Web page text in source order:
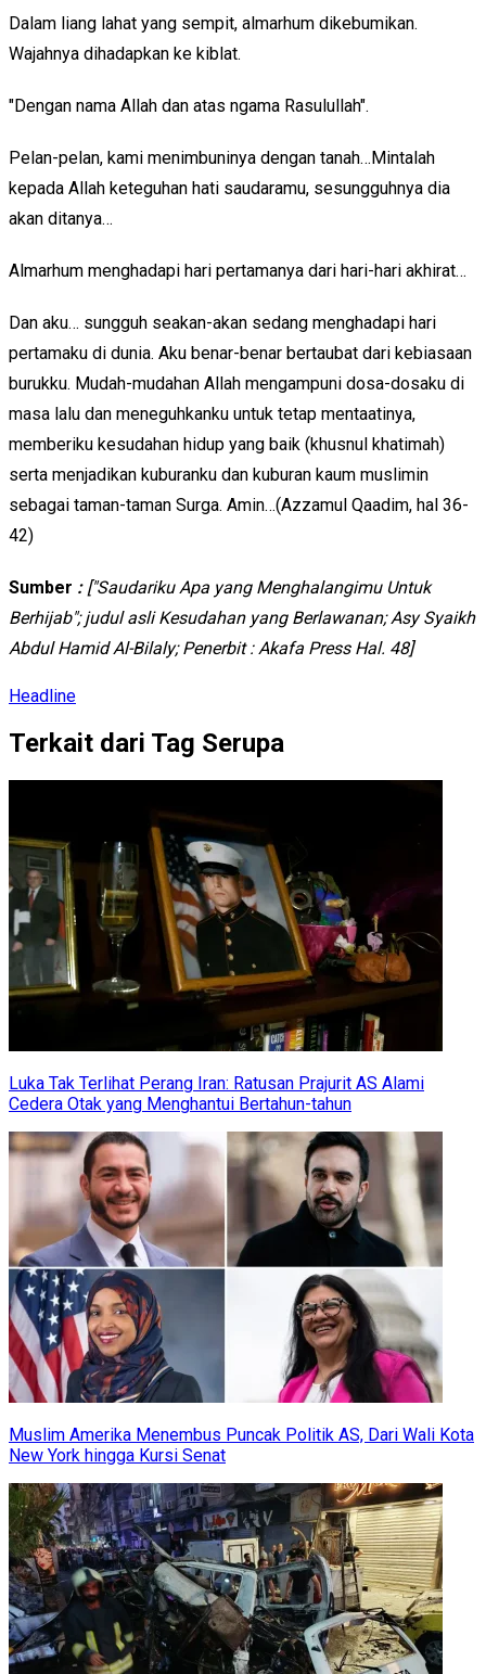
Dalam liang lahat yang sempit, almarhum dikebumikan.
Wajahnya dihadapkan ke kiblat.
"Dengan nama Allah dan atas ngama Rasulullah".
Pelan-pelan, kami menimbuninya dengan tanah…Mintalah
kepada Allah keteguhan hati saudaramu, sesungguhnya dia
akan ditanya…
Almarhum menghadapi hari pertamanya dari hari-hari akhirat…
Dan aku… sungguh seakan-akan sedang menghadapi hari
pertamaku di dunia. Aku benar-benar bertaubat dari kebiasaan
burukku. Mudah-mudahan Allah mengampuni dosa-dosaku di
masa lalu dan meneguhkanku untuk tetap mentaatinya,
memberiku kesudahan hidup yang baik (khusnul khatimah)
serta menjadikan kuburanku dan kuburan kaum muslimin
sebagai taman-taman Surga. Amin…(Azzamul Qaadim, hal 36-
42)
Sumber :["Saudariku Apa yang Menghalangimu Untuk
Berhijab"; judul asli Kesudahan yang Berlawanan; Asy Syaikh
Abdul Hamid Al-Bilaly; Penerbit : Akafa Press Hal. 48]
Headline
Terkait dari Tag Serupa
Luka Tak Terlihat Perang Iran: Ratusan Prajurit AS Alami
Cedera Otak yang Menghantui Bertahun-tahun
Muslim Amerika Menembus Puncak Politik AS, Dari Wali Kota
New York hingga Kursi Senat